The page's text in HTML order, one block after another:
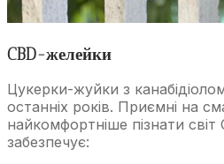
CBD-желейки
Цукерки-жуйки з
останніх років. Приємні на
найкомфортніше пізнати
забезпечує: